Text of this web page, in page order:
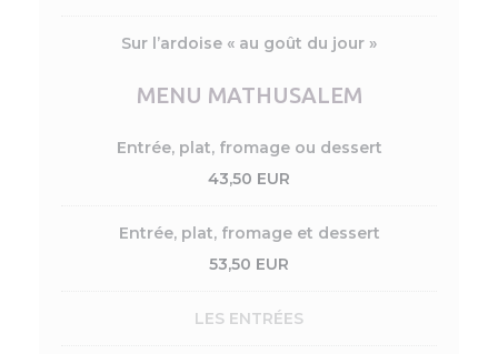
Sur l’ardoise « au goût du jour »
MENU MATHUSALEM
Entrée, plat, fromage ou dessert
43,50 EUR
Entrée, plat, fromage et dessert
53,50 EUR
LES ENTRÉES